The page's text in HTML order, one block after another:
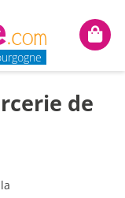
Mon
de